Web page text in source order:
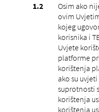
Osim ako
ovim
kojeg
korisnika i
Uvjete
platforme
korištenja
ako su
suprotnosti
korištenja
korištenja